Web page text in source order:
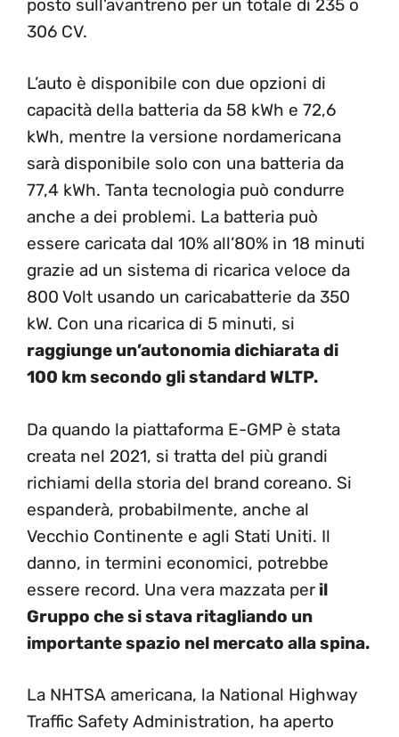
posto sull’avantreno per un totale di 235 o
306 CV.
L’auto è disponibile con due opzioni di
capacità della batteria da 58 kWh e 72,6
kWh, mentre la versione nordamericana
sarà disponibile solo con una batteria da
77,4 kWh. Tanta tecnologia può condurre
anche a dei problemi. La batteria può
essere caricata dal 10% all’80% in 18 minuti
grazie ad un sistema di ricarica veloce da
800 Volt usando un caricabatterie da 350
kW. Con una ricarica di 5 minuti, si
raggiunge un’autonomia dichiarata di
100 km secondo gli standard WLTP.
Da quando la piattaforma E-GMP è stata
creata nel 2021, si tratta del più grandi
richiami della storia del brand coreano. Si
espanderà, probabilmente, anche al
Vecchio Continente e agli Stati Uniti. Il
danno, in termini economici, potrebbe
essere record. Una vera mazzata per il
Gruppo che si stava ritagliando un
importante spazio nel mercato alla spina.
La NHTSA americana, la National Highway
Traffic Safety Administration, ha aperto